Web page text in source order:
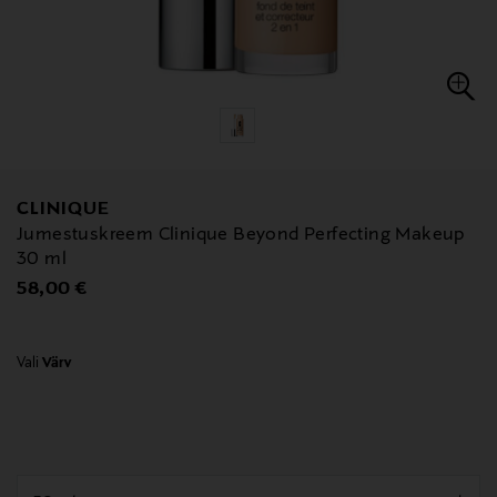
CLINIQUE
Jumestuskreem Clinique Beyond Perfecting Makeup
30 ml
Original Price
58,00 €
Vali Värv